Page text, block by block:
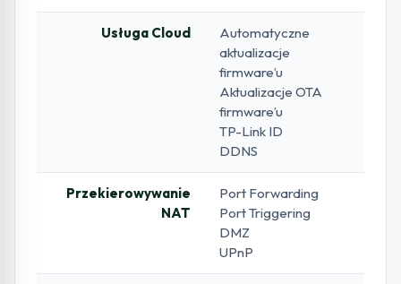
Usługa Cloud
Automatyczne
aktualizacje
firmware’u
Aktualizacje OTA
firmware’u
TP-Link ID
DDNS
Przekierowywanie
NAT
Port Forwarding
Port Triggering
DMZ
UPnP